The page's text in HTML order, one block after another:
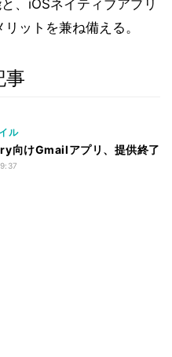
、iOSネイティブアプリ
ットを兼ね備える。
事
ル
向けGmailアプリ、提供終了